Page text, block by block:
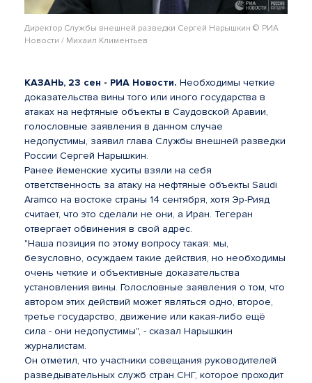
Директор Службы внешней разведки Сергей Нарышкин © РИА
Новости / Михаил Климентьев
КАЗАНЬ, 23 сен - РИА Новости. Необходимы четкие
доказательства вины того или иного государства в
атаках на нефтяные объекты в Саудовской Аравии,
голословные заявления в данном случае
недопустимы, заявил глава Службы внешней разведки
России Сергей Нарышкин.
Ранее йеменские хуситы взяли на себя
ответственность за атаку на нефтяные объекты Saudi
Aramco на востоке страны 14 сентября, хотя Эр-Рияд
считает, что это сделали не они, а Иран. Тегеран
отвергает обвинения в свой адрес.
"Наша позиция по этому вопросу такая: мы,
безусловно, осуждаем такие действия, но необходимы
очень четкие и объективные доказательства
установления вины. Голословные заявления о том, что
автором этих действий может являться одно, второе,
третье государство, движение или какая-либо ещё
сила - они недопустимы", - сказал Нарышкин
журналистам.
Он отметил, что участники совещания руководителей
разведывательных служб стран СНГ, которое проходит